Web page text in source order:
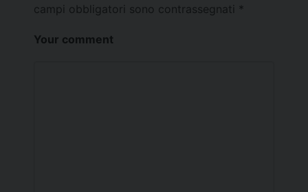
campi obbligatori sono contrassegnati *
Your comment